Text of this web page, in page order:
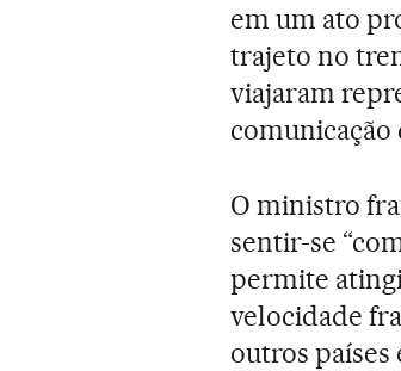
em um ato
trajeto no
viajaram
comunicação
O ministro
sentir-se
permite
velocidade
outros países